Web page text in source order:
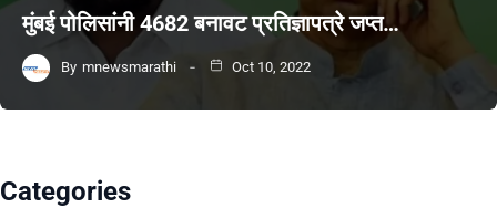
मुंबई पोलिसांनी 4682 बनावट प्रतिज्ञापत्रे जप्त…
By mnewsmarathi Oct 10, 2022
Categories